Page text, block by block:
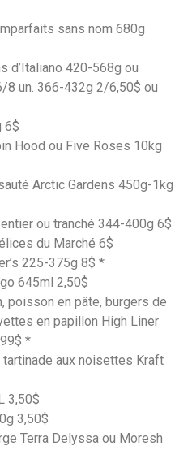
sans nom 680g
d’Italiano 420-568g ou
8 un. 366-432g 2/6,50$ ou
6$
Hood ou Five Roses 10kg
Arctic Gardens 450g-1kg
ou tranché 344-400g 6$
du Marché 6$
225-375g 8$ *
645ml 2,50$
poisson en pâte, burgers de
en papillon High Liner
*
tartinade aux noisettes Kraft
3,50$
3,50$
Terra Delyssa ou Moresh